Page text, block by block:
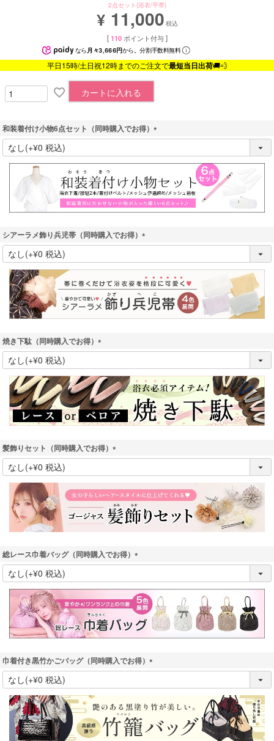
2点セット(浴衣/平帯)
¥ 11,000 税込
[ 110 ポイント付与 ]
なら月々3,666円から。分割手数料無料
平日15時/土日祝12時までのご注文で最短当日出荷🚚💨
カートに入れる
和装着付け小物6点セット（同時購入でお得）
(
必
須
シアーラメ飾り兵児帯（同時購入でお得）
(
必
須
)
焼き下駄（同時購入でお得）
(
必
須
)
髪飾りセット（同時購入でお得）
(
必
)
総レース巾着バッグ（同時購入でお得）
(
必
須
)
巾着付き黒竹かごバッグ（同時購入でお得）
(
必
)